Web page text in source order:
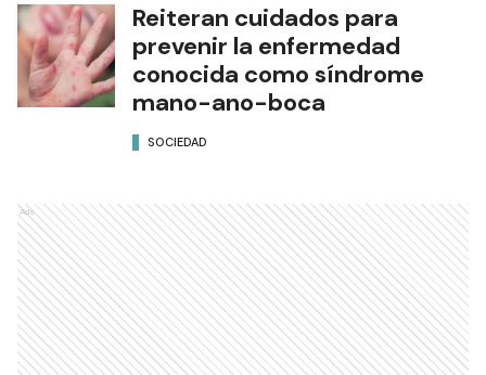
Reiteran cuidados para
prevenir la enfermedad
conocida como síndrome
mano-ano-boca
SOCIEDAD
Ads